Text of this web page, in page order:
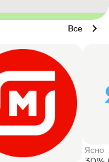
Все
Ясно